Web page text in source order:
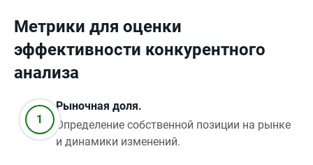
Метрики для оценки
эффективности конкурентного
анализа
Рыночная доля.
Определение собственной позиции на рынке
и динамики изменений.